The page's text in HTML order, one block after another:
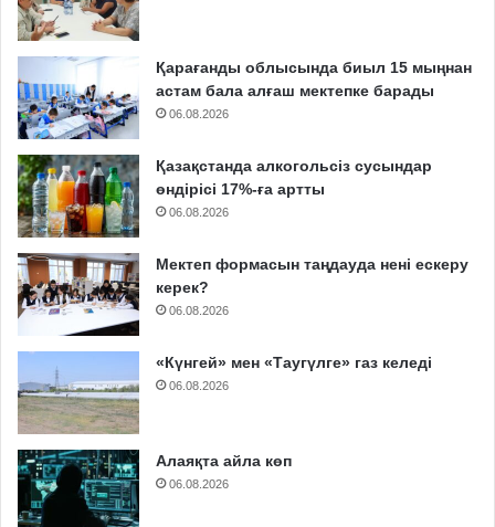
Қарағанды облысында биыл 15 мыңнан
астам бала алғаш мектепке барады
06.08.2026
Қазақстанда алкогольсіз сусындар
өндірісі 17%-ға артты
06.08.2026
Мектеп формасын таңдауда нені ескеру
керек?
06.08.2026
«Күнгей» мен «Таугүлге» газ келеді
06.08.2026
Алаяқта айла көп
06.08.2026